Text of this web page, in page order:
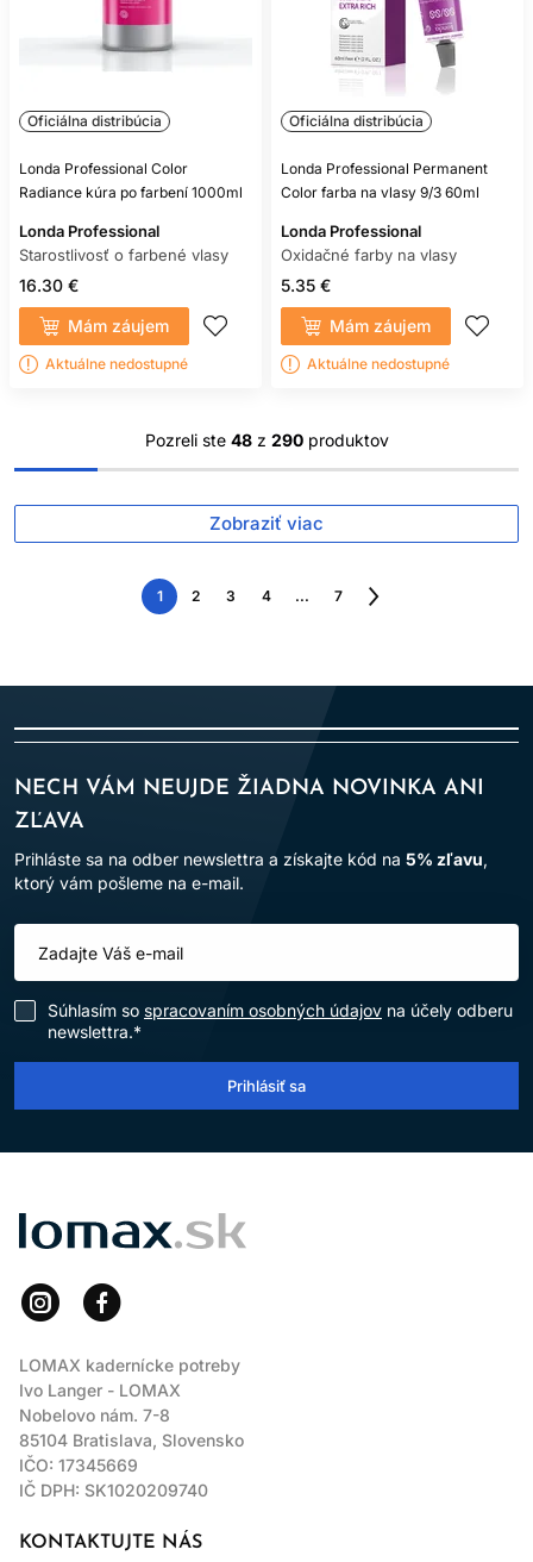
Oficiálna distribúcia
Londa Professional Color
Radiance kúra po farbení 1000ml
Londa Professional
Starostlivosť o farbené vlasy
16.30 €
Mám záujem
Aktuálne nedostupné
Oficiálna distribúcia
Londa Professional Permanent
Color farba na vlasy 9/3 60ml
Londa Professional
Oxidačné farby na vlasy
5.35 €
Mám záujem
Aktuálne nedostupné
Pozreli ste 48z 290produktov
Zobraziť viac
1 2 3 4 ... 7
Nasledujúca
NECH VÁM NEUJDE ŽIADNA NOVINKA ANI
ZĽAVA
Prihláste sa na odber newslettra a získajte kód na 5% zľavu,
ktorý vám pošleme na e-mail.
Súhlasím so spracovaním osobných údajov na účely odberu
newslettra.*
Prihlásiť sa
LOMAX
LOMAX kadernícke potreby
Ivo Langer - LOMAX
Nobelovo nám. 7-8
85104 Bratislava, Slovensko
IČO: 17345669
IČ DPH: SK1020209740
KONTAKTUJTE NÁS